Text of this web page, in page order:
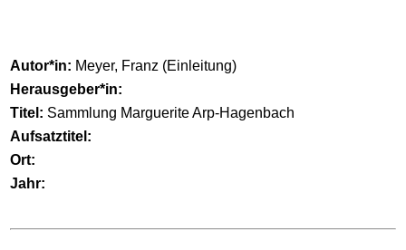
Autor*in: Meyer, Franz (Einleitung)
Herausgeber*in:
Titel: Sammlung Marguerite Arp-Hagenbach
Aufsatztitel:
Ort:
Jahr: